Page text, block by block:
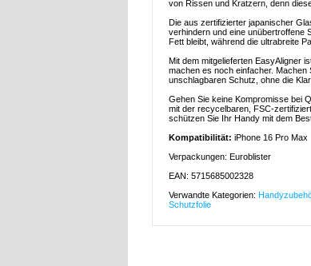
von Rissen und Kratzern, denn
Die aus zertifizierter japanischer
verhindern und eine unübertroffene
Fett bleibt, während die ultrabreite
Mit dem mitgelieferten EasyAligner
machen es noch einfacher.
unschlagbaren Schutz, ohne die
Gehen Sie keine Kompromisse bei
mit der recycelbaren, FSC-
schützen Sie Ihr Handy mit dem
Kompatibilität: iPhone 16 Pro Max
Verpackungen: Euroblister
EAN: 5715685002328
Verwandte Kategorien:
Schutzfolie